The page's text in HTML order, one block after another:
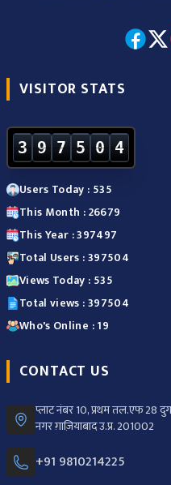
VISITOR STATS
3 9 7 5 0 4
Users Today : 535
This Month : 26679
This Year : 397497
Total Users : 397504
Views Today : 535
Total views : 397504
Who's Online : 19
CONTACT US
प्लाट नंबर 10, प्रथम तल.एफ 28
नगर ग़ाज़ियाबाद उ.प्र. 201002
+91 9810214225